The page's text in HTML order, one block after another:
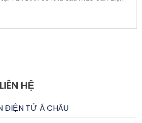
HỆ
ĐIỆN TỬ Á CHÂU